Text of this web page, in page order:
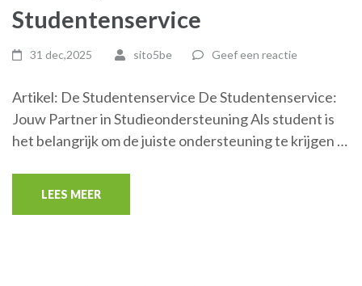
Studentenservice
31 dec,2025 sito5be Geef een reactie
Artikel: De Studentenservice De Studentenservice:
Jouw Partner in Studieondersteuning Als student is
het belangrijk om de juiste ondersteuning te krijgen …
LEES MEER